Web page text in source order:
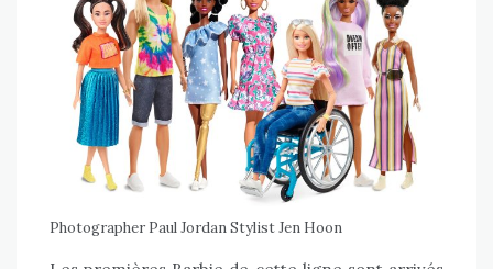
Photographer Paul Jordan Stylist Jen Hoon